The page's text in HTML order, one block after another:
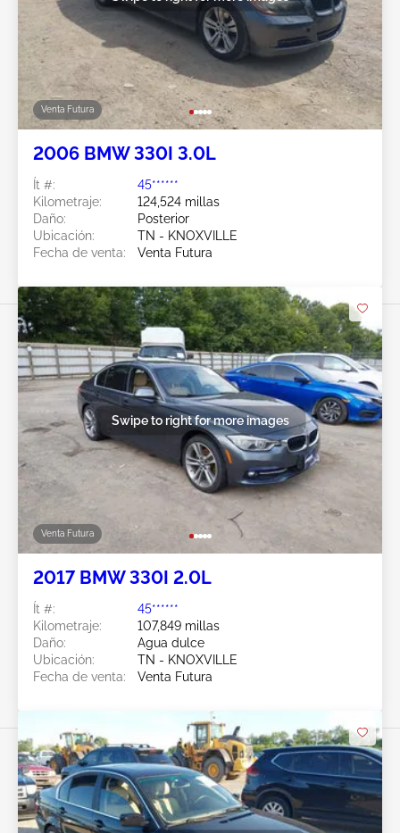
Venta Futura
2006 BMW 330I 3.0L
Ít #:
45******
Kilometraje:
124,524 millas
Daño:
Posterior
Ubicación:
TN - KNOXVILLE
Fecha de venta:
Venta Futura
Venta Futura
Swipe to right for more images
2017 BMW 330I 2.0L
Ít #:
45******
Kilometraje:
107,849 millas
Daño:
Agua dulce
Ubicación:
TN - KNOXVILLE
Fecha de venta:
Venta Futura